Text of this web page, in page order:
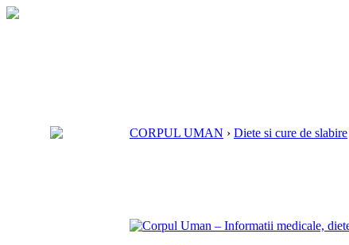
CORPUL UMAN › Diete si cure de slabire